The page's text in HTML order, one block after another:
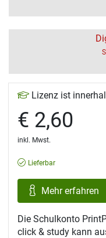
Lizenz ist
€ 2,60
inkl. Mwst.
Lieferbar
Mehr erfahren
Die Schulkonto
click & study kann